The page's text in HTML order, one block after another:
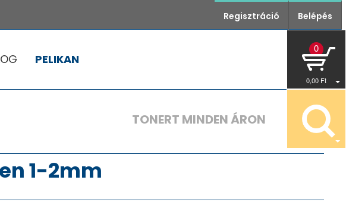
Regisztráció Belépés
PELIKAN
0
0,00 Ft
TONERT MINDEN ÁRON
1-2mm